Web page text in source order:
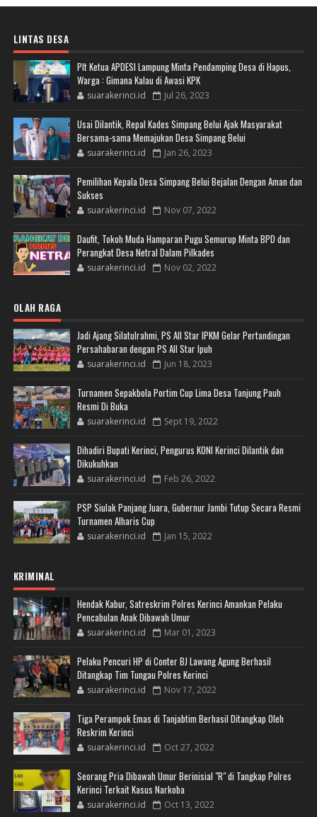
LINTAS DESA
Plt Ketua APDESI Lampung Minta Pendamping Desa di Hapus,
Warga : Gimana Kalau di Awasi KPK
suarakerinci.id Jul 26, 2023
Usai Dilantik, Repal Kades Simpang Belui Ajak Masyarakat
Bersama-sama Memajukan Desa Simpang Belui
suarakerinci.id Jan 26, 2023
Pemilihan Kepala Desa Simpang Belui Bejalan Dengan Aman dan
Sukses
suarakerinci.id Nov 07, 2022
Daufit, Tokoh Muda Hamparan Pugu Semurup Minta BPD dan
Perangkat Desa Netral Dalam Pilkades
suarakerinci.id Nov 02, 2022
OLAH RAGA
Jadi Ajang Silatulrahmi, PS All Star IPKM Gelar Pertandingan
Persahabaran dengan PS All Star Ipuh
suarakerinci.id Jun 18, 2023
Turnamen Sepakbola Portim Cup Lima Desa Tanjung Pauh
Resmi Di Buka
suarakerinci.id Sept 19, 2022
Dihadiri Bupati Kerinci, Pengurus KONI Kerinci Dilantik dan
Dikukuhkan
suarakerinci.id Feb 26, 2022
PSP Siulak Panjang Juara, Gubernur Jambi Tutup Secara Resmi
Turnamen Alharis Cup
suarakerinci.id Jan 15, 2022
KRIMINAL
Hendak Kabur, Satreskrim Polres Kerinci Amankan Pelaku
Pencabulan Anak Dibawah Umur
suarakerinci.id Mar 01, 2023
Pelaku Pencuri HP di Conter BJ Lawang Agung Berhasil
Ditangkap Tim Tungau Polres Kerinci
suarakerinci.id Nov 17, 2022
Tiga Perampok Emas di Tanjabtim Berhasil Ditangkap Oleh
Reskrim Kerinci
suarakerinci.id Oct 27, 2022
Seorang Pria Dibawah Umur Berinisial "R" di Tangkap Polres
Kerinci Terkait Kasus Narkoba
suarakerinci.id Oct 13, 2022